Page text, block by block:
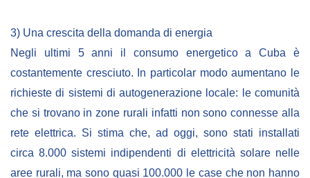
3) Una crescita della domanda di energia
Negli ultimi 5 anni il consumo energetico a Cuba è
costantemente cresciuto. In particolar modo aumentano le
richieste di sistemi di autogenerazione locale: le comunità
che si trovano in zone rurali infatti non sono connesse alla
rete elettrica. Si stima che, ad oggi, sono stati installati
circa 8.000 sistemi indipendenti di elettricità solare nelle
aree rurali, ma sono quasi 100.000 le case che non hanno